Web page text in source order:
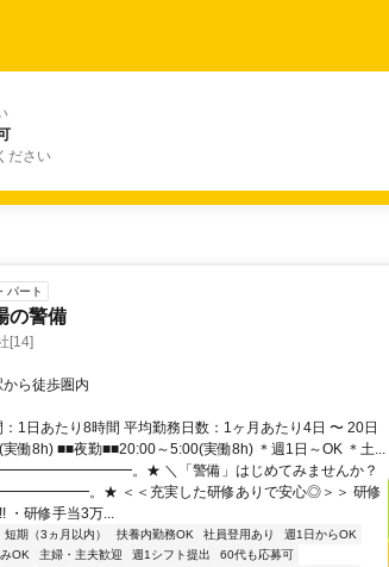
ださい
パート
の警備
[14]
ら徒歩圏内
1日あたり8時間 平均勤務日数：1ヶ月あたり4日 〜 20日
働8h) ■■夜勤■■20:00～5:00(実働8h) ＊週1日～OK ＊土...
。★ ＼「警備」はじめてみませんか？
。★ ＜＜充実した研修ありで安心◎＞＞ 研修
・研修手当3万...
短期（3ヵ月以内） 扶養内勤務OK 社員登用あり
週1日からOK
OK 主婦・主夫歓迎 週1シフト提出
60代も応募可